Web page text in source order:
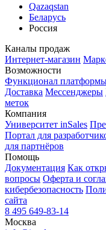
Qazaqstan
Беларусь
Россия
Каналы продаж
Интернет-магазин
Возможности
Функционал
Доставка Мессенджеры
меток
Компания
Университет inSales
Портал для
для партнёров
Помощь
Документация Как
вопросы Оферта и
кибербезопасность
сайта
8 495 649-83-14
Москва